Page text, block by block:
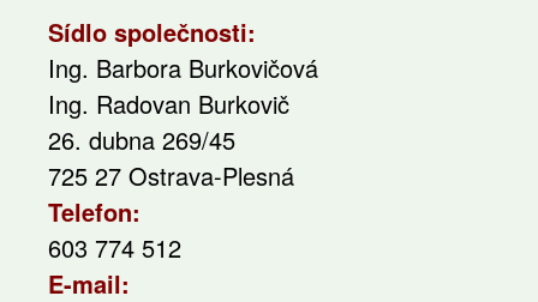
Sídlo společnosti:
Ing. Barbora Burkovičová
Ing. Radovan Burkovič
26. dubna 269/45
725 27 Ostrava-Plesná
Telefon:
603 774 512
E-mail: